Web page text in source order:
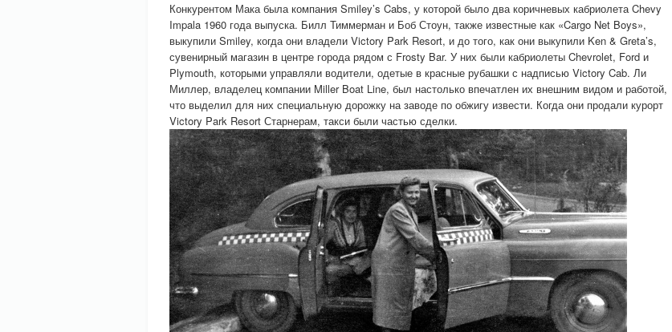
Конкурентом Мака была компания Smiley’s Cabs, у которой было два коричневых кабриолета Chevy
Impala 1960 года выпуска. Билл Тиммерман и Боб Стоун, также известные как «Cargo Net Boys»,
выкупили Smiley, когда они владели Victory Park Resort, и до того, как они выкупили Ken & Greta’s,
сувенирный магазин в центре города рядом с Frosty Bar. У них были кабриолеты Chevrolet, Ford и
Plymouth, которыми управляли водители, одетые в красные рубашки с надписью Victory Cab. Ли
Миллер, владелец компании Miller Boat Line, был настолько впечатлен их внешним видом и работой,
что выделил для них специальную дорожку на заводе по обжигу извести. Когда они продали курорт
Victory Park Resort Старнерам, такси были частью сделки.